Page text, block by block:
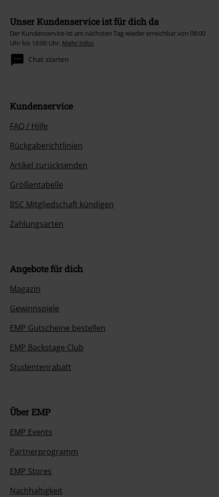
Unser Kundenservice ist für dich da
Der Kundenservice ist am nächsten Tag wieder erreichbar von 08:00
Uhr bis 18:00 Uhr. Mehr Infos
Chat starten
Kundenservice
FAQ / Hilfe
Rückgaberichtlinien
Artikel zurücksenden
Größentabelle
BSC Mitgliedschaft kündigen
Zahlungsarten
Angebote für dich
Magazin
Gewinnspiele
EMP Gutscheine bestellen
EMP Backstage Club
Studentenrabatt
Über EMP
EMP Events
Partnerprogramm
EMP Stores
Nachhaltigkeit